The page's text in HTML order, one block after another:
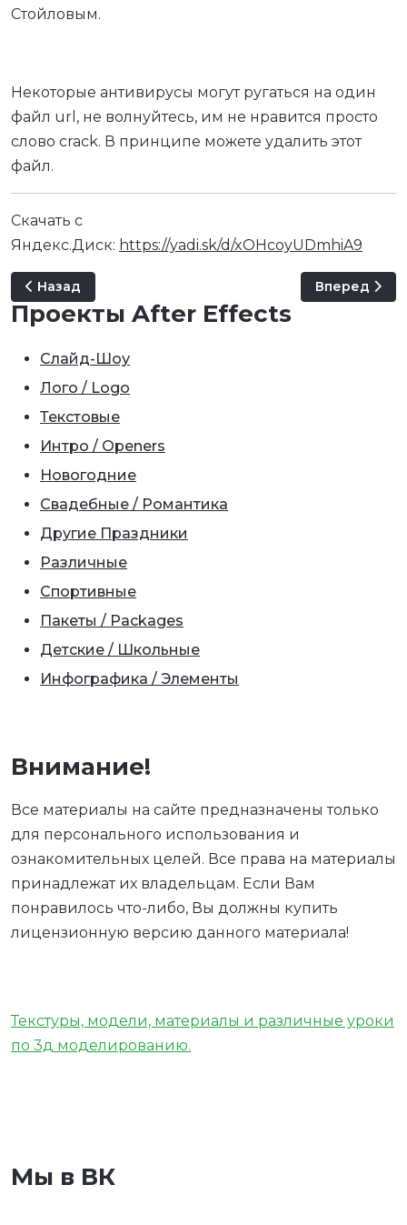
Стойловым.
Некоторые антивирусы могут ругаться на один
файл url, не волнуйтесь, им не нравится просто
слово crack. В принципе можете удалить этот
файл.
Скачать с
Яндекс.Диск: https://yadi.sk/d/xOHcoyUDmhiA9
Предыдущий: Adobe Media Encoder 2020 14.3.1.39
Назад Следующий:
Вперед
Проекты After Effects
Слайд-Шоу
Лого / Logo
Текстовые
Интро / Openers
Новогодние
Свадебные / Романтика
Другие Праздники
Различные
Спортивные
Пакеты / Packages
Детские / Школьные
Инфографика / Элементы
Внимание!
Все материалы на сайте предназначены только
для персонального использования и
ознакомительных целей. Все права на материалы
принадлежат их владельцам. Если Вам
понравилось что-либо, Вы должны купить
лицензионную версию данного материала!
Текстуры, модели, материалы и различные уроки
по 3д моделированию.
Мы в ВК